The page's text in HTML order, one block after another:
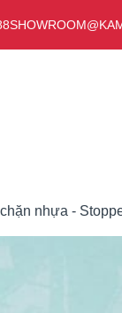
nhựa -